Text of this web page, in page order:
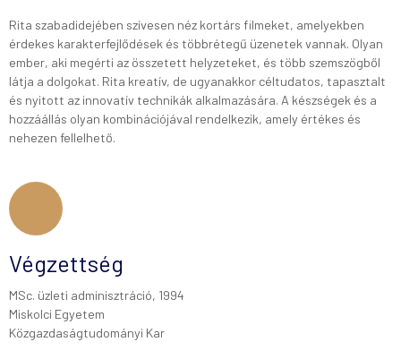
Rita szabadidejében szívesen néz kortárs filmeket, amelyekben
érdekes karakterfejlődések és többrétegű üzenetek vannak. Olyan
ember, aki megérti az összetett helyzeteket, és több szemszögből
látja a dolgokat. Rita kreatív, de ugyanakkor céltudatos, tapasztalt
és nyitott az innovatív technikák alkalmazására. A készségek és a
hozzáállás olyan kombinációjával rendelkezik, amely értékes és
nehezen fellelhető.
Végzettség
MSc. üzleti adminisztráció, 1994
Miskolci Egyetem
Közgazdaságtudományi Kar